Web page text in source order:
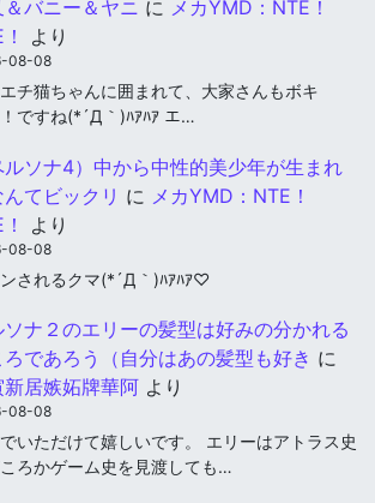
バニー＆ヤニ に メカYMD：NTE！
より
08-08
チ猫ちゃんに囲まれて、大家さんもボキ
ですね(*´Д｀)ﾊｱﾊｱ エ…
ルソナ4）中から中性的美少年が生まれ
んてビックリ に メカYMD：NTE！
より
08-08
されるクマ(*´Д｀)ﾊｱﾊｱ♡
ソナ２のエリーの髪型は好みの分かれる
ろであろう（自分はあの髪型も好き に
新居嫉妬牌華阿 より
08-08
いただけて嬉しいです。 エリーはアトラス史
ころかゲーム史を見渡しても…